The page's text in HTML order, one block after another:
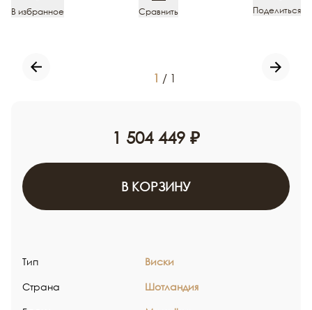
В избранное Сравнить Поделиться
1 / 1
1 504 449 ₽
В КОРЗИНУ
Тип Виски
Страна Шотландия